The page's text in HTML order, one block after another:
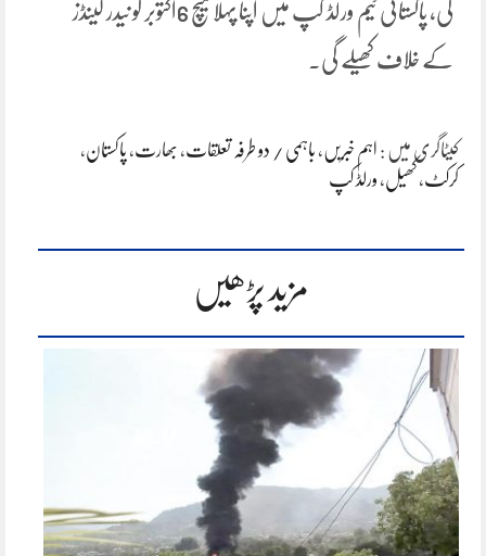
گی، پاکستانی ٹیم ورلڈ کپ میں اپنا پہلا میچ 6اکتوبر کو نیدر لینڈز
کے خلاف کھیلے گی۔
کیٹاگری میں : اہم خبریں، باہمی / دو طرفہ تعلقات، بھارت، پاکستان،
کرکٹ، کھیل، ورلڈ کپ
مزید پڑھیں